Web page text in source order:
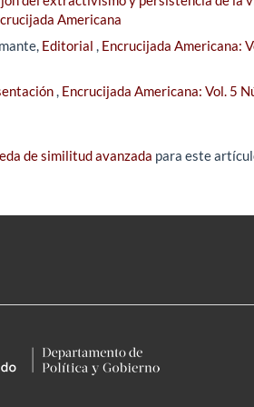
Americana
Editorial
Encrucijada Americana:
Encrucijada Americana: Vol. 5
de similitud avanzada para este